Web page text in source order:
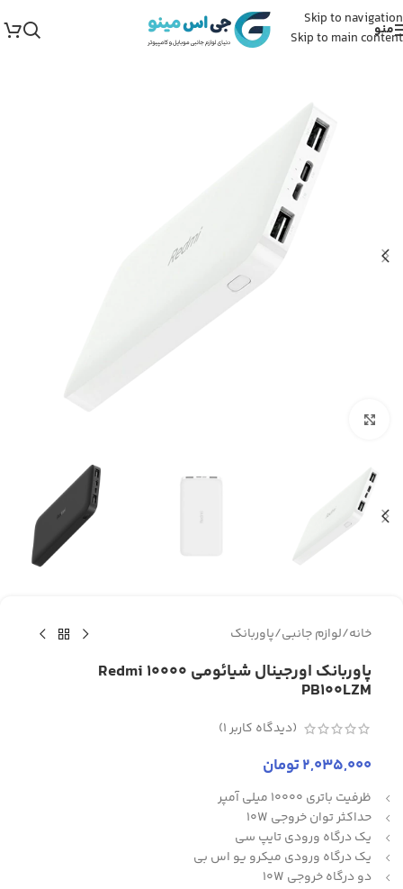
Skip to navigation
Skip to main content
منو
خانه/لوازم جانبی/پاوربانک
پاوربانک اورجینال شیائومی 10000 Redmi
PB100LZM
(دیدگاه کاربر1
)
2,035,000تومان
ظرفیت باتری 10000 میلی آمپر
حداکثر توان خروجی 10W
یک درگاه ورودی تایپ سی
یک درگاه ورودی میکرو یو اس بی
دو درگاه خروجی 10W